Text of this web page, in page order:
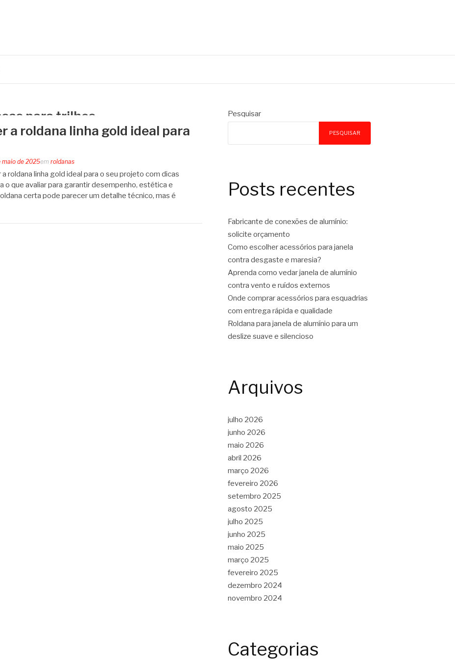
para trilhos
a roldana linha gold ideal para
maio de 2025em roldanas
roldana linha gold ideal para o seu projeto com dicas
o que avaliar para garantir desempenho, estética e
certa pode parecer um detalhe técnico, mas é
Pesquisar
PESQUISAR
Posts recentes
Fabricante de conexões de alumínio:
solicite orçamento
Como escolher acessórios para janela
contra desgaste e maresia?
Aprenda como vedar janela de alumínio
contra vento e ruídos externos
Onde comprar acessórios para esquadrias
com entrega rápida e qualidade
Roldana para janela de alumínio para um
deslize suave e silencioso
Arquivos
julho 2026
junho 2026
maio 2026
abril 2026
março 2026
fevereiro 2026
setembro 2025
agosto 2025
julho 2025
junho 2025
maio 2025
março 2025
fevereiro 2025
dezembro 2024
novembro 2024
Categorias